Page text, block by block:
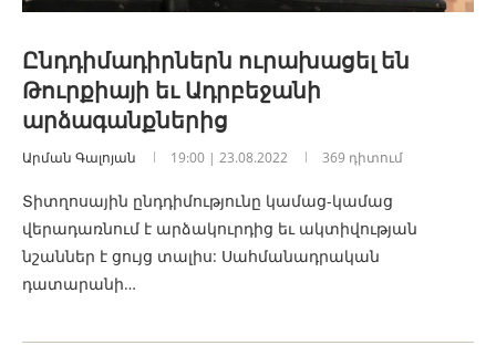
Ընդդիմադիրներն ուրախացել են
Թուրքիայի եւ Ադրբեջանի
արձագանքներից
Արման Գալոյան 19:00 | 23.08.2022 369 դիտում
Տիտղոսային ընդդիմությունը կամաց-կամաց
վերադառնում է արձակուրդից եւ ակտիվության
նշաններ է ցույց տալիս: Սահմանադրական
դատարանի…